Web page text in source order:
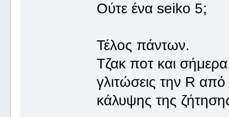
Ούτε ένα seiko 5;
Τέλος πάντων.
Τζακ ποτ και
γλιτώσεις την R
κάλυψης της